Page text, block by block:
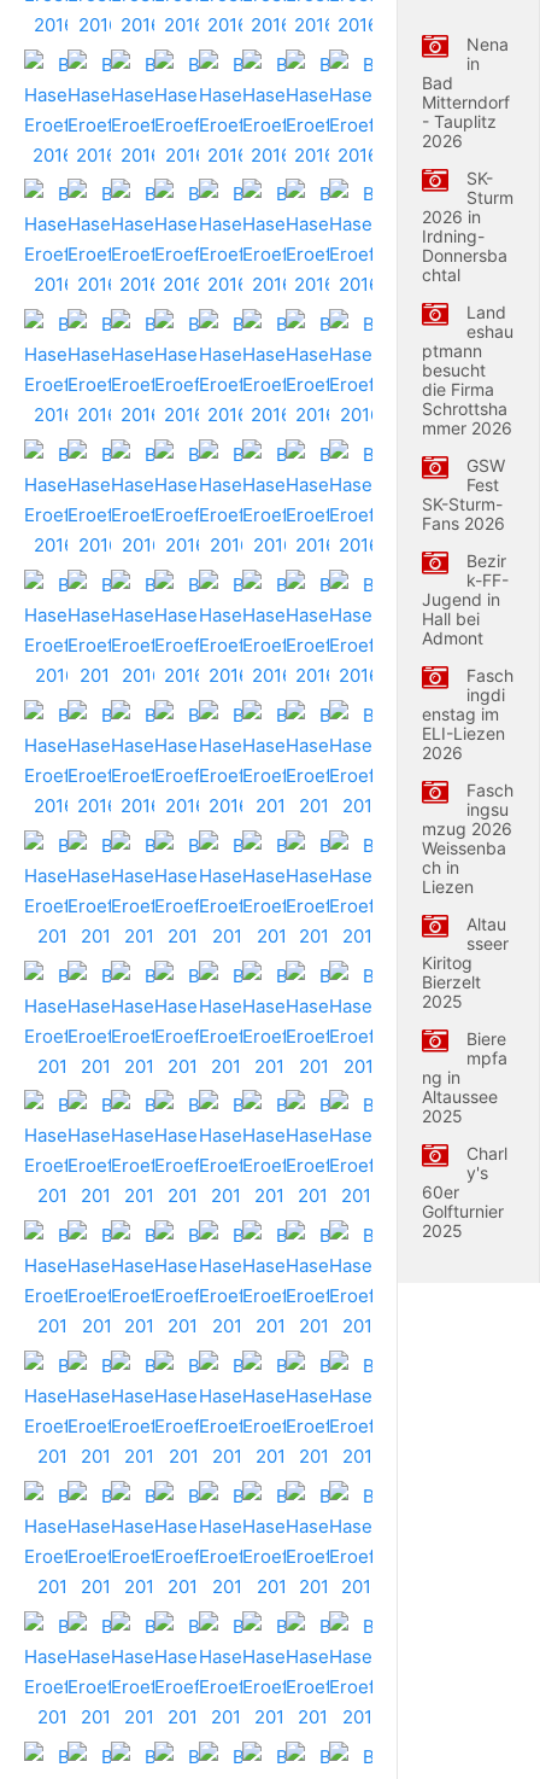
Nena
in
Bad
Mitterndorf
- Tauplitz
2026
SK-
Sturm
2026 in
Irdning-
Donnersba
chtal
Land
eshau
ptmann
besucht
die Firma
Schrottsha
mmer 2026
GSW
Fest
SK-Sturm-
Fans 2026
Bezir
k-FF-
Jugend in
Hall bei
Admont
Fasch
ingdi
enstag im
ELI-Liezen
2026
Fasch
ingsu
mzug 2026
Weissenba
ch in
Liezen
Altau
sseer
Kiritog
Bierzelt
2025
Biere
mpfa
ng in
Altaussee
2025
Charl
y's
60er
Golfturnier
2025